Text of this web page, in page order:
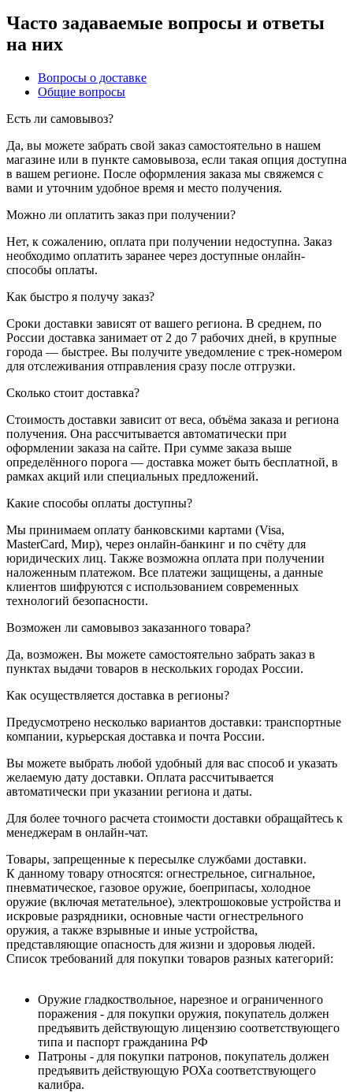
Часто задаваемые вопросы и ответы
на них
Вопросы о доставке
Общие вопросы
Есть ли самовывоз?
Да, вы можете забрать свой заказ самостоятельно в нашем
магазине или в пункте самовывоза, если такая опция доступна
в вашем регионе. После оформления заказа мы свяжемся с
вами и уточним удобное время и место получения.
Можно ли оплатить заказ при получении?
Нет, к сожалению, оплата при получении недоступна. Заказ
необходимо оплатить заранее через доступные онлайн-
способы оплаты.
Как быстро я получу заказ?
Сроки доставки зависят от вашего региона. В среднем, по
России доставка занимает от 2 до 7 рабочих дней, в крупные
города — быстрее. Вы получите уведомление с трек-номером
для отслеживания отправления сразу после отгрузки.
Сколько стоит доставка?
Стоимость доставки зависит от веса, объёма заказа и региона
получения. Она рассчитывается автоматически при
оформлении заказа на сайте. При сумме заказа выше
определённого порога — доставка может быть бесплатной, в
рамках акций или специальных предложений.
Какие способы оплаты доступны?
Мы принимаем оплату банковскими картами (Visa,
MasterCard, Мир), через онлайн-банкинг и по счёту для
юридических лиц. Также возможна оплата при получении
наложенным платежом. Все платежи защищены, а данные
клиентов шифруются с использованием современных
технологий безопасности.
Возможен ли самовывоз заказанного товара?
Да, возможен. Вы можете самостоятельно забрать заказ в
пунктах выдачи товаров в нескольких городах России.
Как осуществляется доставка в регионы?
Предусмотрено несколько вариантов доставки: транспортные
компании, курьерская доставка и почта России.
Вы можете выбрать любой удобный для вас способ и указать
желаемую дату доставки. Оплата рассчитывается
автоматически при указании региона и даты.
Для более точного расчета стоимости доставки обращайтесь к
менеджерам в онлайн-чат.
Товары, запрещенные к пересылке службами доставки.
К данному товару относятся: огнестрельное, сигнальное,
пневматическое, газовое оружие, боеприпасы, холодное
оружие (включая метательное), электрошоковые устройства и
искровые разрядники, основные части огнестрельного
оружия, а также взрывные и иные устройства,
представляющие опасность для жизни и здоровья людей.
Список требований для покупки товаров разных категорий:
Оружие гладкоствольное, нарезное и ограниченного
поражения - для покупки оружия, покупатель должен
предъявить действующую лицензию соответствующего
типа и паспорт гражданина РФ
Патроны - для покупки патронов, покупатель должен
предъявить действующую РОХа соответствующего
калибра.